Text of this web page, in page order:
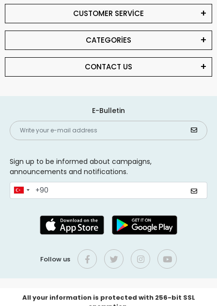
CUSTOMER SERVİCE
CATEGORİES
CONTACT US
E-Bulletin
Sign up to be informed about campaigns,
announcements and notifications.
Follow us
All your information is protected with 256-bit SSL